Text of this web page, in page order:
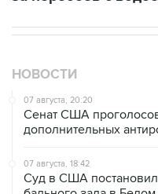
07 августа, 20:20
Сенат США
дополнительных
07 августа, 18:42
бального зала в Белом